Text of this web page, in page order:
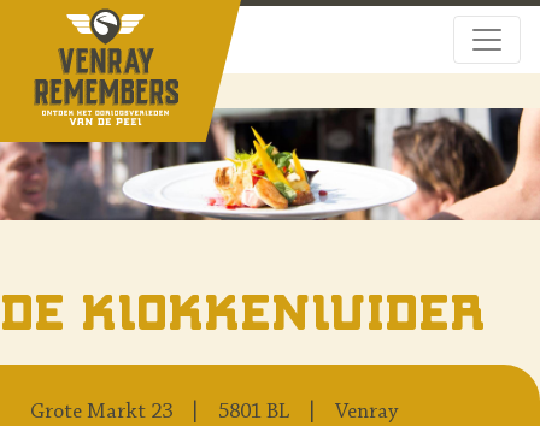
De Klokkenluider
Grote Markt 23 5801 BL Venray